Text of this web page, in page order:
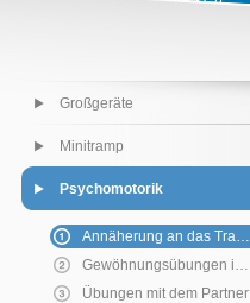
Großgeräte
Minitramp
Psychomotorik
Annäherung an das Trampolin
Gewöhnungsübungen im Gehen
Übungen mit dem Partner